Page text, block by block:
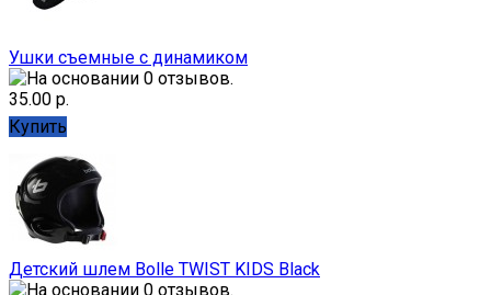
Ушки съемные с динамиком
35.00 р.
Купить
Детский шлем Bolle TWIST KIDS Black